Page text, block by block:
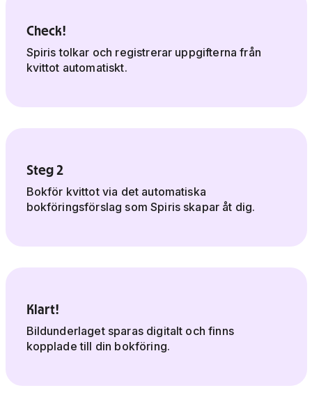
Check!
Spiris tolkar och registrerar uppgifterna från
kvittot automatiskt.
Steg 2
Bokför kvittot via det automatiska
bokföringsförslag som Spiris skapar åt dig.
Klart!
Bildunderlaget sparas digitalt och finns
kopplade till din bokföring.